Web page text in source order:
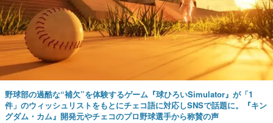
野球部の過酷な“補欠”を体験するゲーム『球ひろいSimulator』が「1
件」のウィッシュリストをもとにチェコ語に対応しSNSで話題に。『キン
グダム・カム』開発元やチェコのプロ野球選手から称賛の声